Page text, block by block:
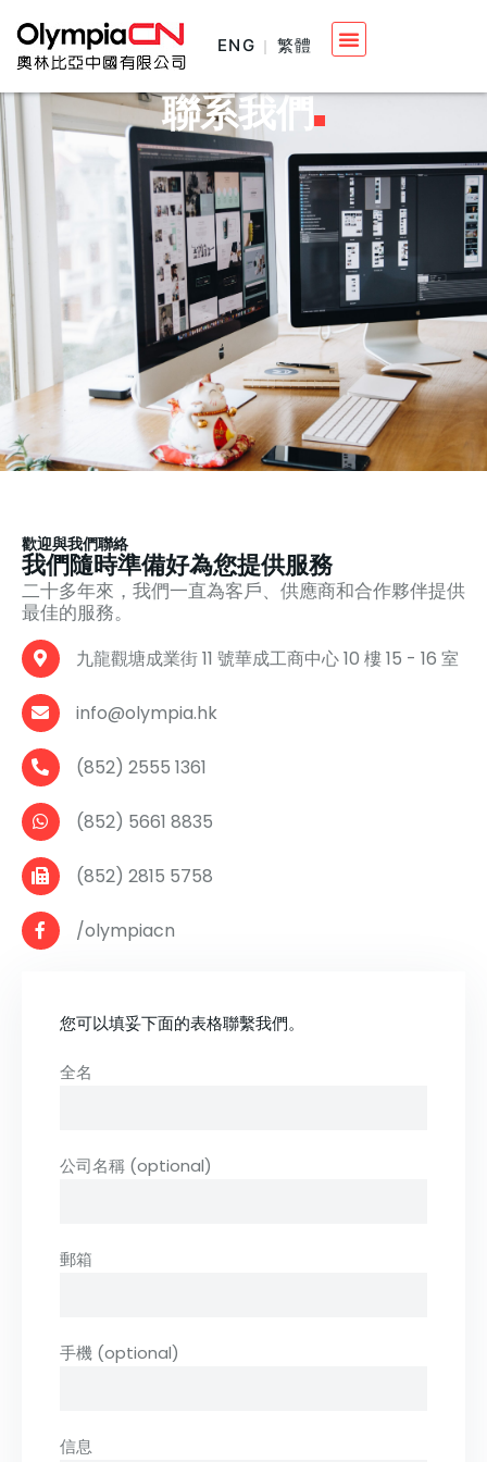
繁體
ENG
聯系我們
歡迎與我們聯絡
我們隨時準備好為您提供服務
二十多年來，我們一直為客戶、供應商和合作夥伴提供
最佳的服務。
九龍觀塘成業街 11 號華成工商中心 10 樓 15 - 16 室
info@olympia.hk
(852) 2555 1361
(852) 5661 8835
(852) 2815 5758
/olympiacn
您可以填妥下面的表格聯繫我們。
全名
公司名稱 (optional)
郵箱
手機 (optional)
信息